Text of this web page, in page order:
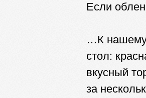
Если
…К нашему
стол:
вкусный
за